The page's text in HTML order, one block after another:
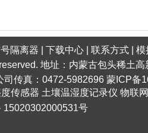
隔离器 下载中心 联系方式
模
地址：内蒙古包头稀土
司传真：0472-5982696 蒙ICP备
传感器 土壤温湿度记录仪 物联
15020302000531号